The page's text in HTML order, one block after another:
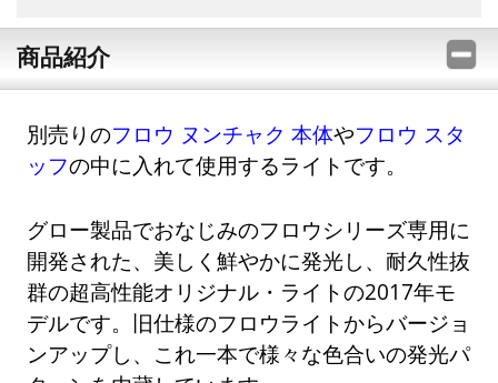
商品紹介
別売りのフロウ ヌンチャク 本体やフロウ スタ
ッフの中に入れて使用するライトです。
グロー製品でおなじみのフロウシリーズ専用に
開発された、美しく鮮やかに発光し、耐久性抜
群の超高性能オリジナル・ライトの2017年モ
デルです。旧仕様のフロウライトからバージョ
ンアップし、これ一本で様々な色合いの発光パ